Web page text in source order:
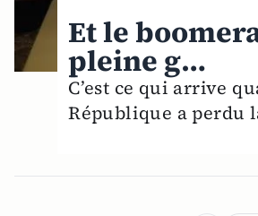
Et le
pleine g…
C’est ce qui arrive
République a perdu